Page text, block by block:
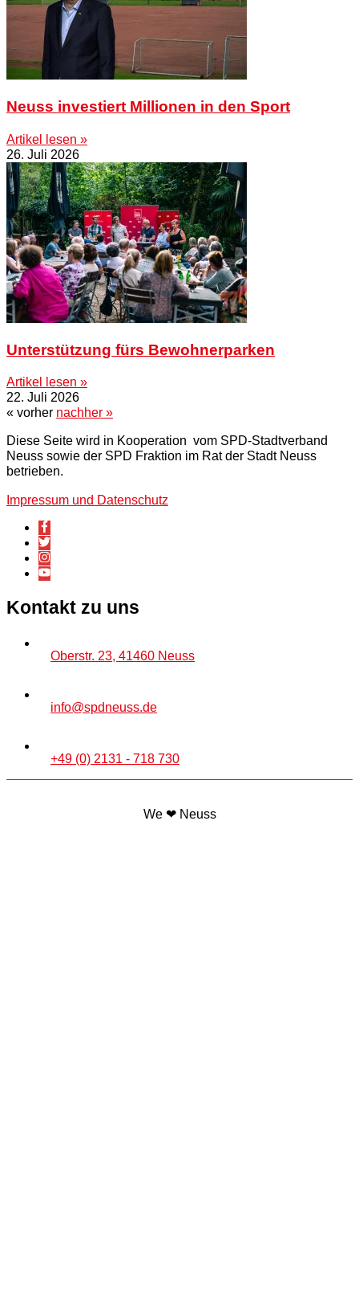
Neuss investiert Millionen in den Sport
Artikel lesen »
26. Juli 2026
Unterstützung fürs Bewohnerparken
Artikel lesen »
22. Juli 2026
« vorher nachher »
Diese Seite wird in Kooperation vom SPD-Stadtverband
Neuss sowie der SPD Fraktion im Rat der Stadt Neuss
betrieben.
Impressum und Datenschutz
Kontakt zu uns
Oberstr. 23, 41460 Neuss
info@spdneuss.de
+49 (0) 2131 - 718 730
We ❤ Neuss